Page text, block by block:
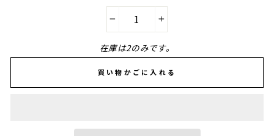
在庫は2のみです。
買い物かごに入れる